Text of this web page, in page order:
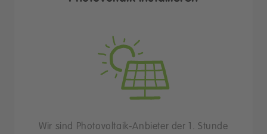
Wir sind Photovoltaik-Anbieter der 1. Stunde